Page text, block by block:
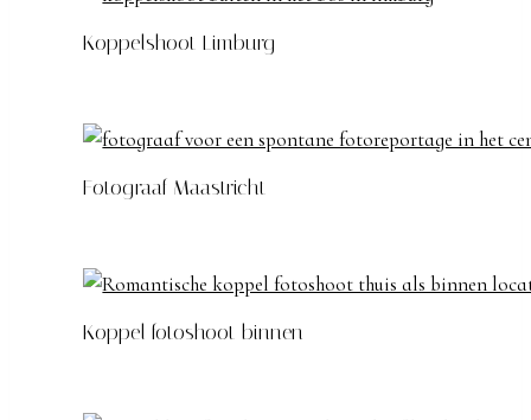
Koppelshoot Limburg
Fotograaf Maastricht
Koppel fotoshoot binnen